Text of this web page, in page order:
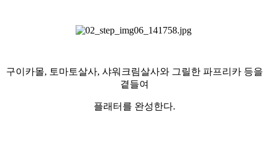
구이카몰, 토마토살사, 샤워크림살사와 그릴한 파프리카 등을
곁들여
플래터를 완성한다.